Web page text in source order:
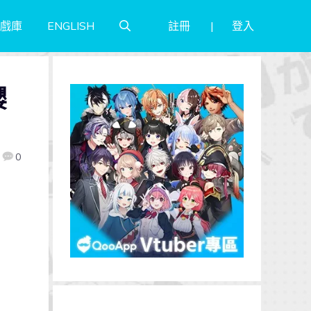
庫 ENGLISH 註冊 登入
0